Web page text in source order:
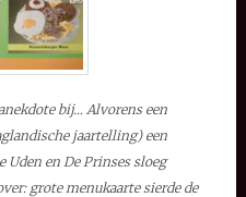
bij… Alvorens een
jaartelling) een
Uden en De Prinses sloeg
grote menukaarte sierde de